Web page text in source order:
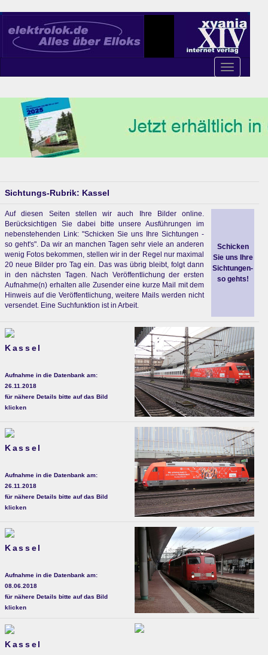
Toggle
navigation
Sichtungs-Rubrik: Kassel
Auf diesen Seiten stellen wir auch Ihre Bilder online.
Berücksichtigen Sie dabei bitte unsere Ausführungen im
nebenstehenden Link: "Schicken Sie uns Ihre Sichtungen -
so geht's". Da wir an manchen Tagen sehr viele an anderen
wenig Fotos bekommen, stellen wir in der Regel nur maximal
20 neue Bilder pro Tag ein. Das was übrig bleibt, folgt dann
in den nächsten Tagen. Nach Veröffentlichung der ersten
Aufnahme(n) erhalten alle Zusender eine kurze Mail mit dem
Hinweis auf die Veröffentlichung, weitere Mails werden nicht
versendet. Eine Suchfunktion ist in Arbeit.
Schicken
Sie uns Ihre
Sichtungen-
so gehts!
Kassel
Aufnahme in die Datenbank am:
26.11.2018
für nähere Details bitte auf das Bild
klicken
Kassel
Aufnahme in die Datenbank am:
26.11.2018
für nähere Details bitte auf das Bild
klicken
Kassel
Aufnahme in die Datenbank am:
08.06.2018
für nähere Details bitte auf das Bild
klicken
Kassel